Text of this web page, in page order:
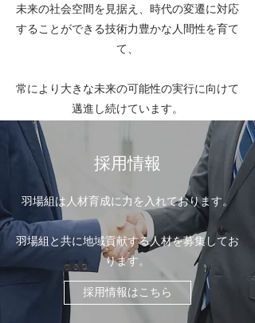
​未来の社会空間を見据え、時代の変遷に対応
することができる技術力豊かな人間性を育て
て、
常により大きな未来の可能性の実行に向けて
邁進し続けています。
採用情報
羽場組は人材育成に力を入れております。
羽場組と共に地域貢献する人材を募集してお
ります。
採用情報はこちら